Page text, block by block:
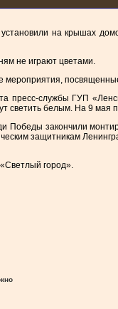
на крышах
не играют цветами.
мероприятия,
пресс-службы ГУП
светить белым. На 9 мая
закончили
защитникам
город».